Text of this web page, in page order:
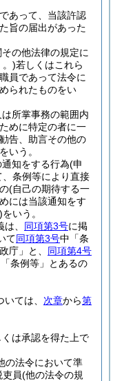
あって、当該許認
旨の届出があった
の他法律の規定に
。)若しくはこれら
員であって法令に
られたものをい
所掌事務の範囲内
めに特定の者に一
告、助言その他の
いう。
知をする行為(申
、条例等により直接
(自己の期待する一
には当該通知をす
をいう。
、 同項第3号に掲
て同項第3号中「条
庁」と、 同項第4号
条例等」とあるの
ては、 次章から第
は承認を得た上で
の法令において準
員(他の法令の規